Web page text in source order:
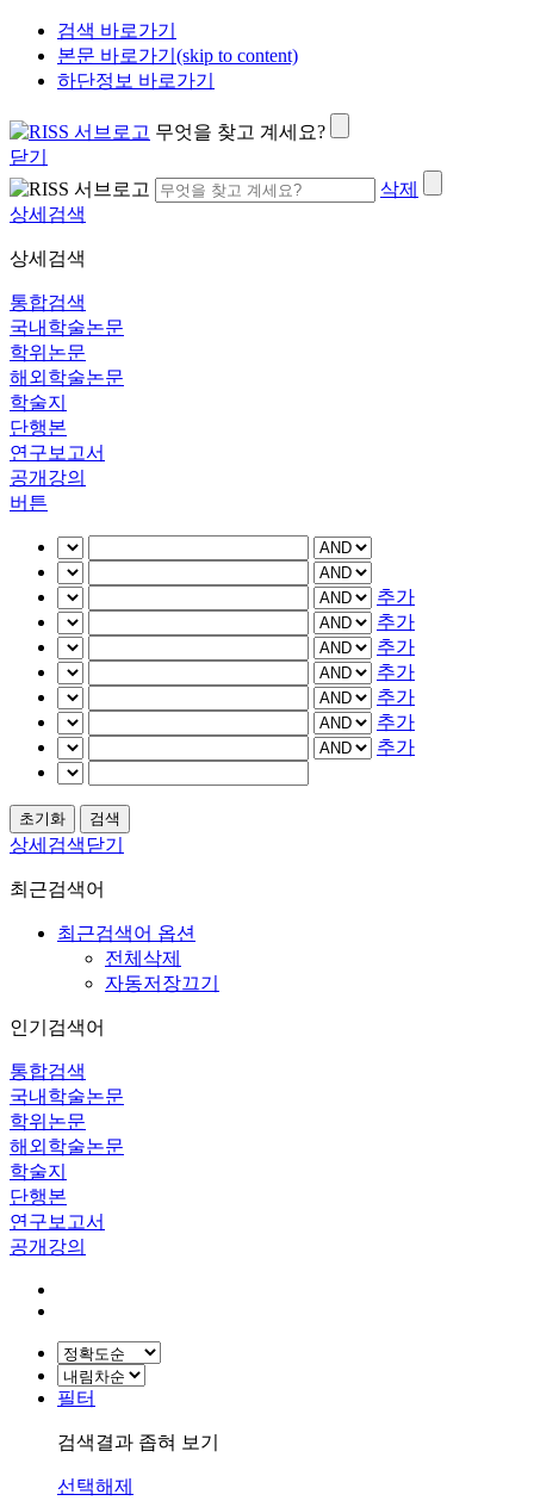
검색 바로가기
본문 바로가기(skip to content)
하단정보 바로가기
무엇을 찾고 계세요?
닫기
삭제
상세검색
상세검색
통합검색
국내학술논문
학위논문
해외학술논문
학술지
단행본
연구보고서
공개강의
버튼
추가
추가
추가
추가
추가
추가
추가
상세검색닫기
최근검색어
최근검색어 옵션
전체삭제
자동저장끄기
인기검색어
통합검색
국내학술논문
학위논문
해외학술논문
학술지
단행본
연구보고서
공개강의
필터
검색결과 좁혀 보기
선택해제